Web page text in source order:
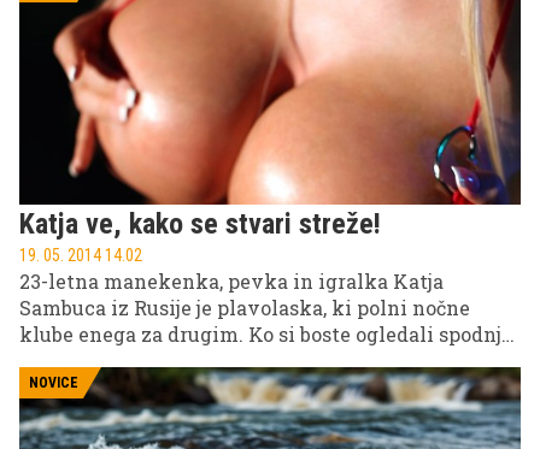
Katja ve, kako se stvari streže!
19. 05. 2014 14.02
23-letna manekenka, pevka in igralka Katja
Sambuca iz Rusije je plavolaska, ki polni nočne
klube enega za drugim. Ko si boste ogledali spodnji
NOVICE